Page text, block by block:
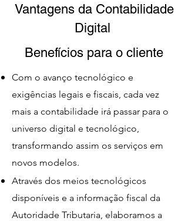
Vantagens da Contabilidade
Digital
Benefícios para o cliente
Com o avanço tecnológico e
exigências legais e fiscais, cada vez
mais a contabilidade irá passar para o
universo digital e tecnológico,
transformando assim os serviços em
novos modelos.
Através dos meios tecnológicos
disponíveis e a informação fiscal da
Autoridade Tributaria, elaboramos a